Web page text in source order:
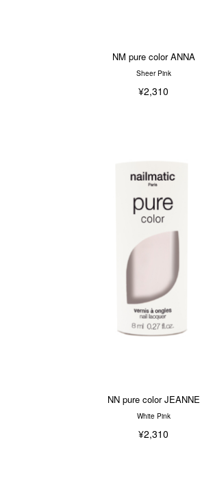
NM pure color ANNA
Sheer Pink
¥2,310
NN pure color JEANNE
White Pink
¥2,310